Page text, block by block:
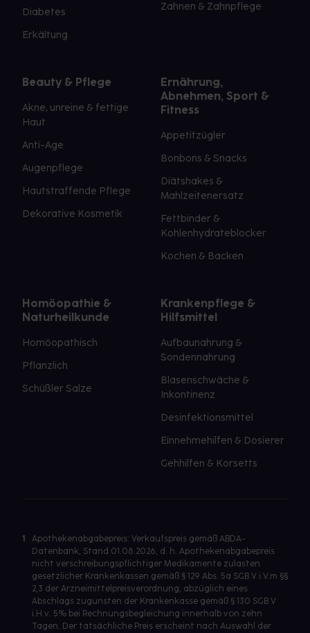
Diabetes
Erkältung
Zahnen & Zahnpflege
Beauty & Pflege
Akne, unreine & fettige
Haut
Anti-Age
Augenpflege
Hautstraffende Pflege
Dekorative Kosmetik
Ernährung,
Abnehmen, Sport &
Fitness
Appetitzügler
Bonbons & Snacks
Diätshakes &
Mahlzeitenersatz
Fettbinder &
Kohlenhydrateblocker
Kochen & Backen
Homöopathie &
Naturheilkunde
Homöopathisch
Pflanzlich
Schüßler Salze
Krankenpflege &
Hilfsmittel
Aufbaunahrung &
Sondennahrung
Blasenschwäche &
Inkontinenz
Desinfektionsmittel
Einnehmehilfen & Dosierer
Gehhilfen & Korsetts
1
Apothekenabgabepreis: Verkaufspreis gemäß ABDA-
Datenbank, Stand 01.08.2026, d. h. Apothekenabgabepreis
nicht verschreibungspflichtiger Medikamente zulasten
gesetzlicher Krankenkassen gemäß § 129 Abs. 5a SGB V i.V.m §§
2,3 der Arzneimittelpreisverordnung, abzüglich eines
Abschlags zugunsten der Krankenkasse gemäß § 130 SGB V
i.H.v. 5% bei Rechnungsbegleichung innerhalb von zehn
Tagen. Der tatsächliche Preis erscheint nach Auswahl der